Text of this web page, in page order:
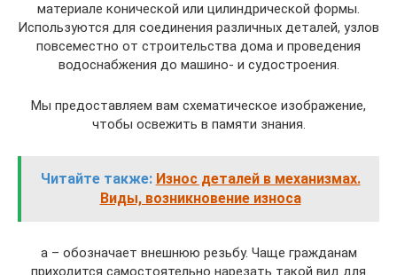
материале конической или цилиндрической формы.
Используются для соединения различных деталей, узлов
повсеместно от строительства дома и проведения
водоснабжения до машино- и судостроения.
Мы предоставляем вам схематическое изображение,
чтобы освежить в памяти знания.
Читайте также: Износ деталей в механизмах.
Виды, возникновение износа
а – обозначает внешнюю резьбу. Чаще гражданам
приходится самостоятельно нарезать такой вид для